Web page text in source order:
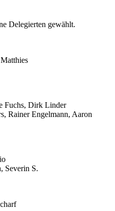
Delegierten gewählt.
Fuchs, Dirk Linder
Rainer Engelmann, Aaron
Severin S.